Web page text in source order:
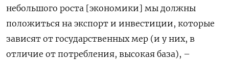
небольшого роста [экономики] мы должны
положиться на экспорт и инвестиции, которые
зависят от государственных мер (и у них, в
отличие от потребления, высокая база), –